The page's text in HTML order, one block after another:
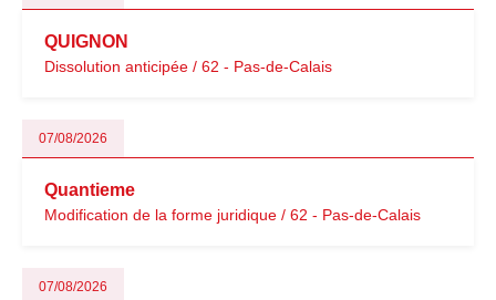
QUIGNON
Dissolution anticipée / 62 - Pas-de-Calais
07/08/2026
Quantieme
Modification de la forme juridique / 62 - Pas-de-Calais
07/08/2026